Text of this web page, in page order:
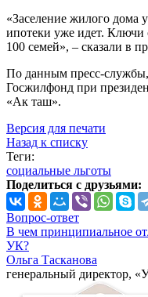
«Заселение жилого дома
ипотеки уже идет. Ключи
100 семей», – сказали в
По данным пресс-службы,
Госжилфонд при
«Ак таш».
Версия для печати
Назад к списку
Теги:
социальные льготы
Поделиться с друзьями:
Вопрос-ответ
В чем принципиальное
УК?
Ольга Тасканова
генеральный директор,